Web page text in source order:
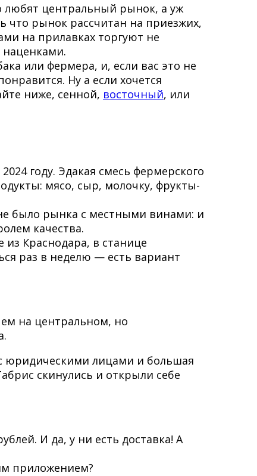
любят центральный рынок, а уж
что рынок рассчитан на приезжих,
на прилавках торгуют не
или фермера, и, если вас это не
Ну а если хочется
ниже, сенной, восточный, или
году. Эдакая смесь фермерского
мясо, сыр, молочку, фрукты-
было рынка с местными винами: и
качества.
Краснодара, в станице
раз в неделю — есть вариант
на центральном, но
юридическими лицами и большая
скинулись и открыли себе
И да, у ни есть доставка! А
приложением?